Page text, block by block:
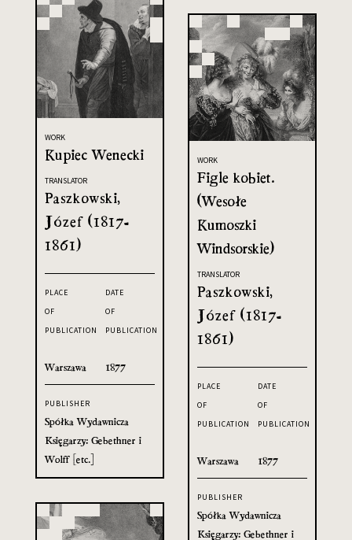
WORK
Kupiec Wenecki
TRANSLATOR
Paszkowski,
Józef (1817-
1861)
PLACE
OF
PUBLICATION
Warszawa
DATE
OF
PUBLICATION
1877
PUBLISHER
Spółka Wydawnicza
Księgarzy: Gebethner i
Wolff [etc.]
WORK
Figle kobiet.
(Wesołe
Kumoszki
Windsorskie)
TRANSLATOR
Paszkowski,
Józef (1817-
1861)
PLACE
OF
PUBLICATION
Warszawa
DATE
OF
PUBLICATION
1877
PUBLISHER
Spółka Wydawnicza
Księgarzy: Gebethner i